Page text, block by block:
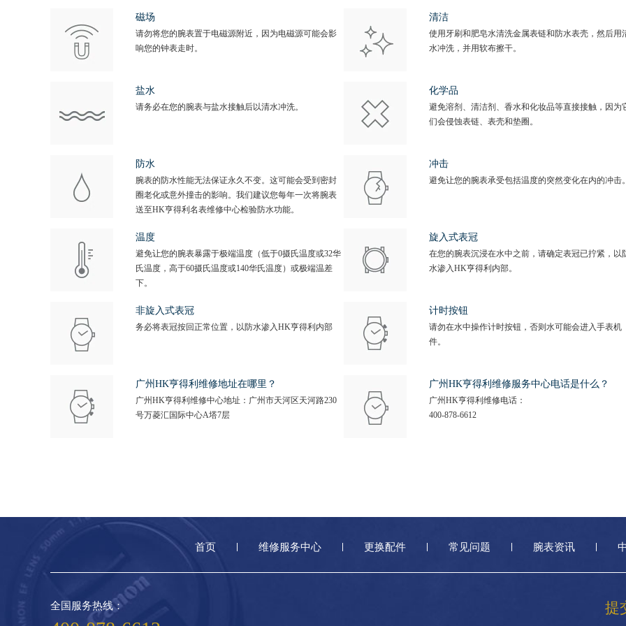
磁场
请勿将您的腕表置于电磁源附近，因为电磁源可能会影
响您的钟表走时。
清洁
使用牙刷和肥皂水清洗金属表链和防水表壳，然后用
水冲洗，并用软布擦干。
盐水
请务必在您的腕表与盐水接触后以清水冲洗。
化学品
避免溶剂、清洁剂、香水和化妆品等直接接触，因为
们会侵蚀表链、表壳和垫圈。
防水
腕表的防水性能无法保证永久不变。这可能会受到密封
圈老化或意外撞击的影响。我们建议您每年一次将腕表
送至HK亨得利名表维修中心检验防水功能。
冲击
避免让您的腕表承受包括温度的突然变化在内的冲击。
温度
避免让您的腕表暴露于极端温度（低于0摄氏温度或32华
氏温度，高于60摄氏温度或140华氏温度）或极端温差
下。
旋入式表冠
在您的腕表沉浸在水中之前，请确定表冠已拧紧，以
水渗入HK亨得利内部。
非旋入式表冠
务必将表冠按回正常位置，以防水渗入HK亨得利内部
计时按钮
请勿在水中操作计时按钮，否则水可能会进入手表机
件。
广州HK亨得利维修地址在哪里？
广州HK亨得利维修中心地址：广州市天河区天河路230
号万菱汇国际中心A塔7层
广州HK亨得利维修服务中心电话是什么？
广州HK亨得利维修电话：
400-878-6612
首页 维修服务中心 更换配件 常见问题 腕表资讯
提
全国服务热线：